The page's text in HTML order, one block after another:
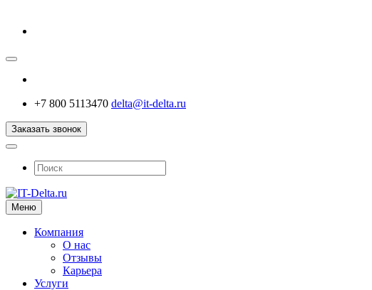
+7 800 5113470 delta@it-delta.ru
Заказать звонок
Меню
Компания
О нас
Отзывы
Карьера
Услуги